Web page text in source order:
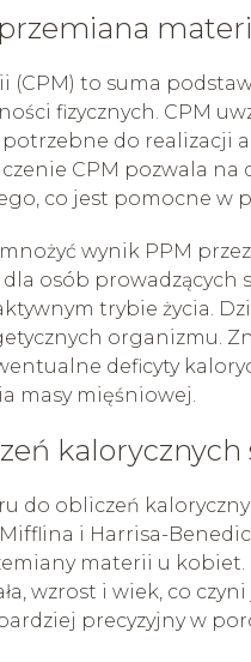
(CPM) to suma
fizycznych. CPM
do realizacji
CPM pozwala
co jest pomocne w
wynik PPM
osób prowadzących
trybie życia.
organizmu.
deficyty
masy mięśniowej.
kalorycznych
do obliczeń
i Harrisa-
materii u kobiet.
wzrost i wiek, co
precyzyjny w